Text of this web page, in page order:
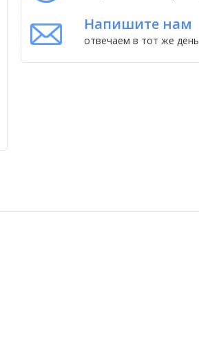
Напишите нам
отвечаем в тот же день